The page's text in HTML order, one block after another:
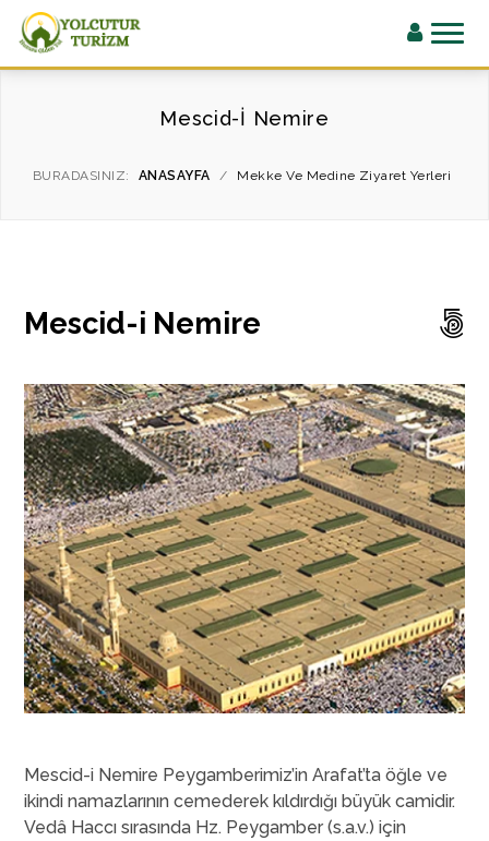
Mescid-İ Nemire
BURADASINIZ: ANASAYFA / Mekke Ve Medine Ziyaret Yerleri
Mescid-i Nemire
Mescid-i Nemire Peygamberimiz’in Arafat’ta öğle ve
ikindi namazlarının cemederek kıldırdığı büyük camidir.
Vedâ Haccı sırasında Hz. Peygamber (s.a.v.) için